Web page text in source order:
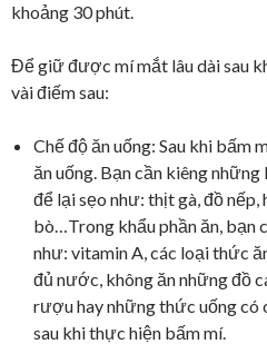
khoảng 30 phút.
Để giữ được mí mắt lâu dài sau
vài điếm sau:
Chế độ ăn uống: Sau khi bấm
ăn uống. Bạn cần kiêng
để lại sẹo như: thịt gà, đồ nếp,
bò…Trong khẩu phần ăn, bạn
như: vitamin A, các loại thức
đủ nước, không ăn những đồ
rượu hay những thức uống có
sau khi thực hiện bấm mí.